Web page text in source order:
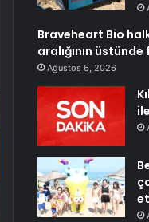
Braveheart Bio
aralığının
Ağustos 6, 2026